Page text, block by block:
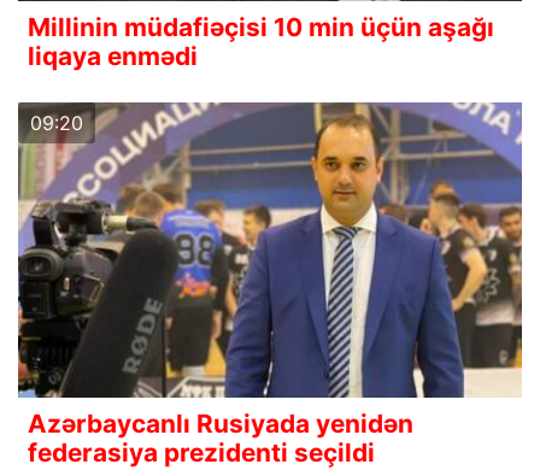
Millinin müdafiəçisi 10 min üçün aşağı
liqaya enmədi
09:20
Azərbaycanlı Rusiyada yenidən
federasiya prezidenti seçildi